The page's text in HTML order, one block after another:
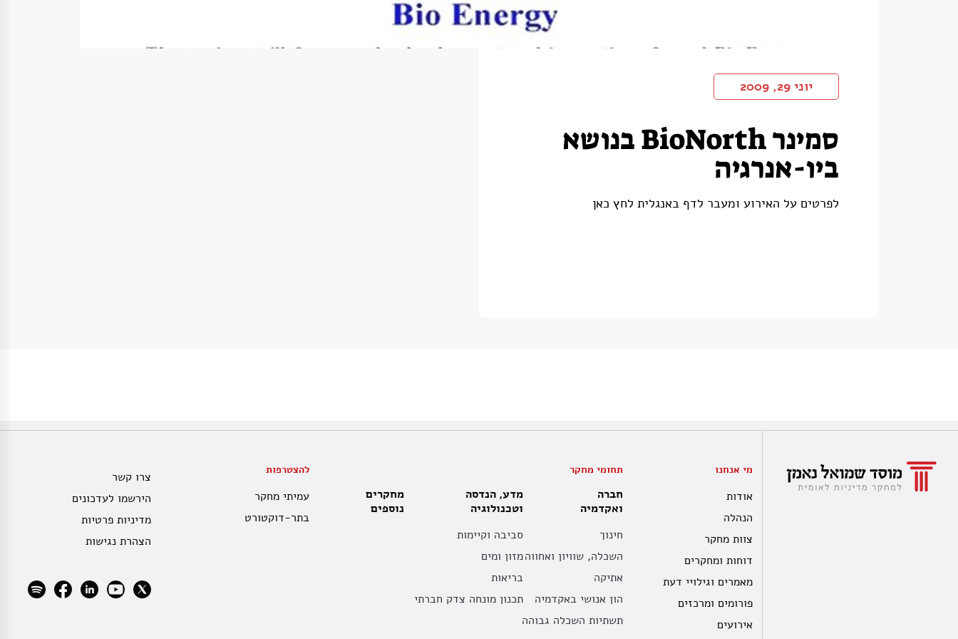
יוני 29, 2009
סמינר BioNorth בנושא
ביו-אנרגיה
לפרטים על האירוע ומעבר לדף באנגלית לחץ כאן
מי אנחנו
אודות
הנהלה
צוות מחקר
דוחות ומחקרים
מאמרים וגילויי דעת
פורומים ומרכזים
אירועים
תחומי מחקר
חברה
ואקדמיה
חינוך
השכלה, שוויון ואחווה
אתיקה
הון אנושי באקדמיה
תשתיות השכלה גבוהה
מדע, הנדסה
וטכנולוגיה
סביבה וקיימות
מזון ומים
בריאות
תכנון מונחה צדק חברתי
מחקרים
נוספים
להצטרפות
עמיתי מחקר
בתר-דוקטורט
צרו קשר
הירשמו לעדכונים
מדיניות פרטיות
הצהרת נגישות